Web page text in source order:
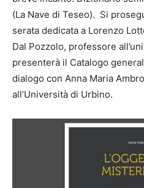
(La Nave di Teseo). Si
serata dedicata a Lorenzo
Dal Pozzolo, professore
presenterà il Catalogo
dialogo con Anna Maria
all’Università di Urbino.